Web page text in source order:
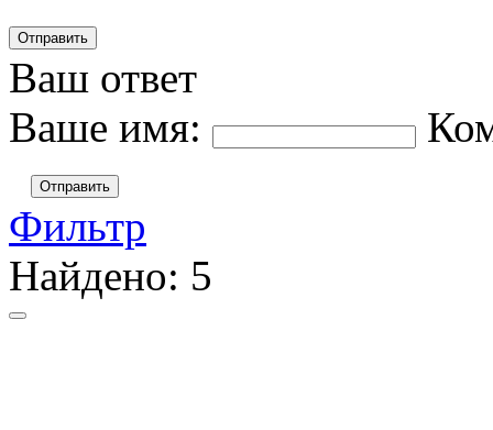
Ваш ответ
Ваше имя:
Отправить
Фильтр
Найдено: 5